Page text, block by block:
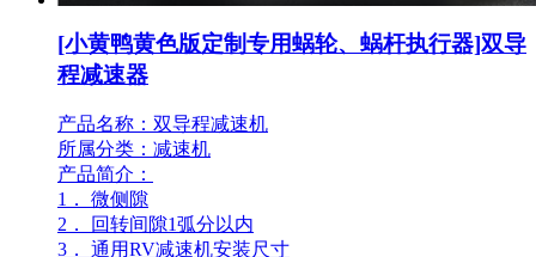
[小黄鸭黄色版定制专用蜗轮、蜗杆执行器]双导
程减速器
产品名称：双导程减速机
所属分类：减速机
产品简介：
1． 微侧隙
2． 回转间隙1弧分以内
3． 通用RV减速机安装尺寸